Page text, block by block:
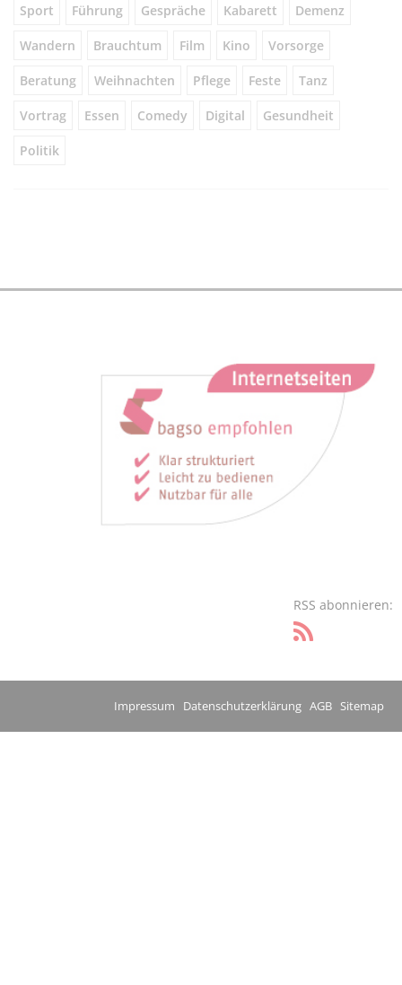
Sport Führung Gespräche Kabarett Demenz
Wandern Brauchtum Film Kino Vorsorge
Beratung Weihnachten Pflege Feste Tanz
Vortrag Essen Comedy Digital Gesundheit
Politik
RSS abonnieren:
Impressum Datenschutzerklärung AGB Sitemap